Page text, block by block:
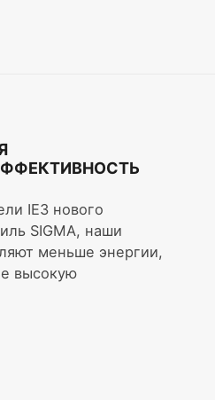
IE3 нового
SIGMA, наши
меньше энергии,
высокую